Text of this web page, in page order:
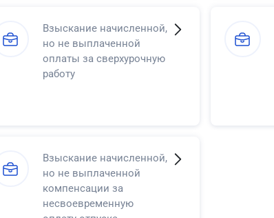
Взыскание начисленной,
но не выплаченной
оплаты за сверхурочную
работу
Взыскание начисленной,
но не выплаченной
компенсации за
несвоевременную